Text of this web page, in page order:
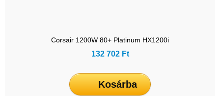
Corsair 1200W 80+ Platinum HX1200i
132 702 Ft
Kosárba